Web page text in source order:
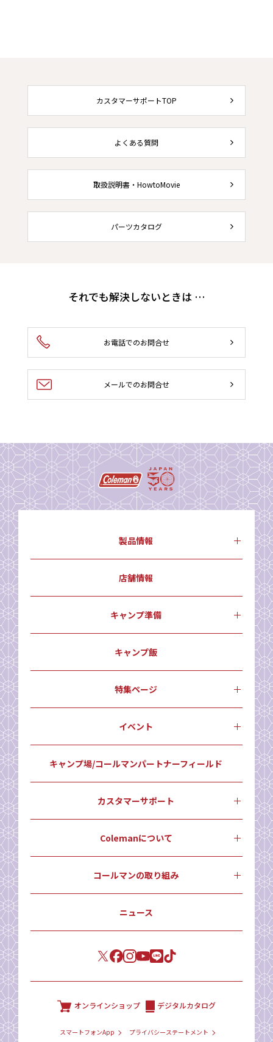
カスタマーサポートTOP
よくある質問
取扱説明書・HowtoMovie
パーツカタログ
それでも解決しないときは …
お電話でのお問合せ
メールでのお問合せ
製品情報
店舗情報
キャンプ準備
キャンプ飯
特集ページ
イベント
キャンプ場/コールマンパートナーフィールド
カスタマーサポート
Colemanについて
コールマンの取り組み
ニュース
オンラインショップ デジタルカタログ
スマートフォンApp プライバシーステートメント